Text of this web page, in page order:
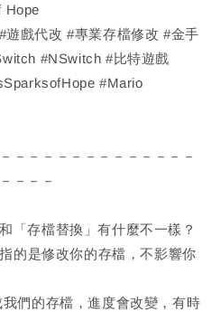
Hope
戲代改 #專業存檔修改 #金手
#NSwitch #比特遊戲
#Mario
－－－－－－－－－－－－－
－－－
「存檔替換」有什麼不一樣？
的是修改你的存檔，不影響你
們的存檔，進度會改變，有時